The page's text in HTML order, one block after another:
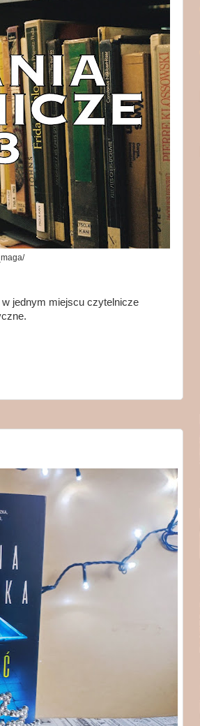
jednym miejscu czytelnicze